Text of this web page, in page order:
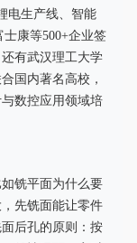
电生产线、智能
康等500+企业签
有武汉理工大学
国内著名高校，
数控应用领域培
铣平面为什么要
先铣面能让零件
后孔的原则：按